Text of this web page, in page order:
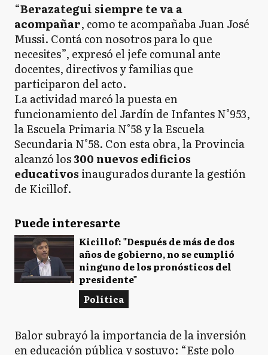
“Berazategui siempre te va a
acompañar, como te acompañaba Juan José
Mussi. Contá con nosotros para lo que
necesites”, expresó el jefe comunal ante
docentes, directivos y familias que
participaron del acto.
La actividad marcó la puesta en
funcionamiento del Jardín de Infantes N°953,
la Escuela Primaria N°58 y la Escuela
Secundaria N°58. Con esta obra, la Provincia
alcanzó los300 nuevos edificios
educativos inaugurados durante la gestión
de Kicillof.
Puede interesarte
Kicillof: "Después de más de dos
años de gobierno, no se cumplió
ninguno de los pronósticos del
presidente"
Política
Balor subrayó la importancia de la inversión
en educación pública y sostuvo: “Este polo